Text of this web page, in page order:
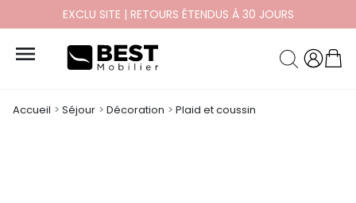
EXCLU SITE | RETOURS ÉTENDUS À 30 JOURS

Accueil Séjour Décoration Plaid et coussin